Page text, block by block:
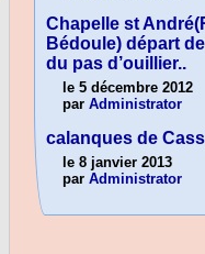
Chapelle st
Bédoule) départ
du pas d’ouillier..
le 5 décembre 2012
par Administrator
calanques de
le 8 janvier 2013
par Administrator